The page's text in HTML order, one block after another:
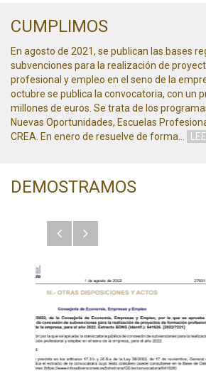
CUMPLIMOS
En agosto de 2021, se publican las bases
subvenciones para la realización de
profesional y empleo en el seno de la
octubre se publica la convocatoria, con un
millones de euros. Se trata de los
Nuevas Oportunidades, Escuelas
CREA. En enero de resuelve de forma
DEMOSTRAMOS
AnteriorSiguiente